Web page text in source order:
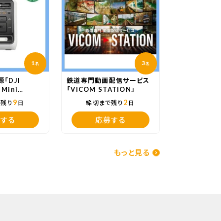
1名
「DJI
Mini
り 9 日
る
3名
鉄道専門動画配信サービス
「VICOM STATION」
締切まで残り 2 日
応募する
もっと見る